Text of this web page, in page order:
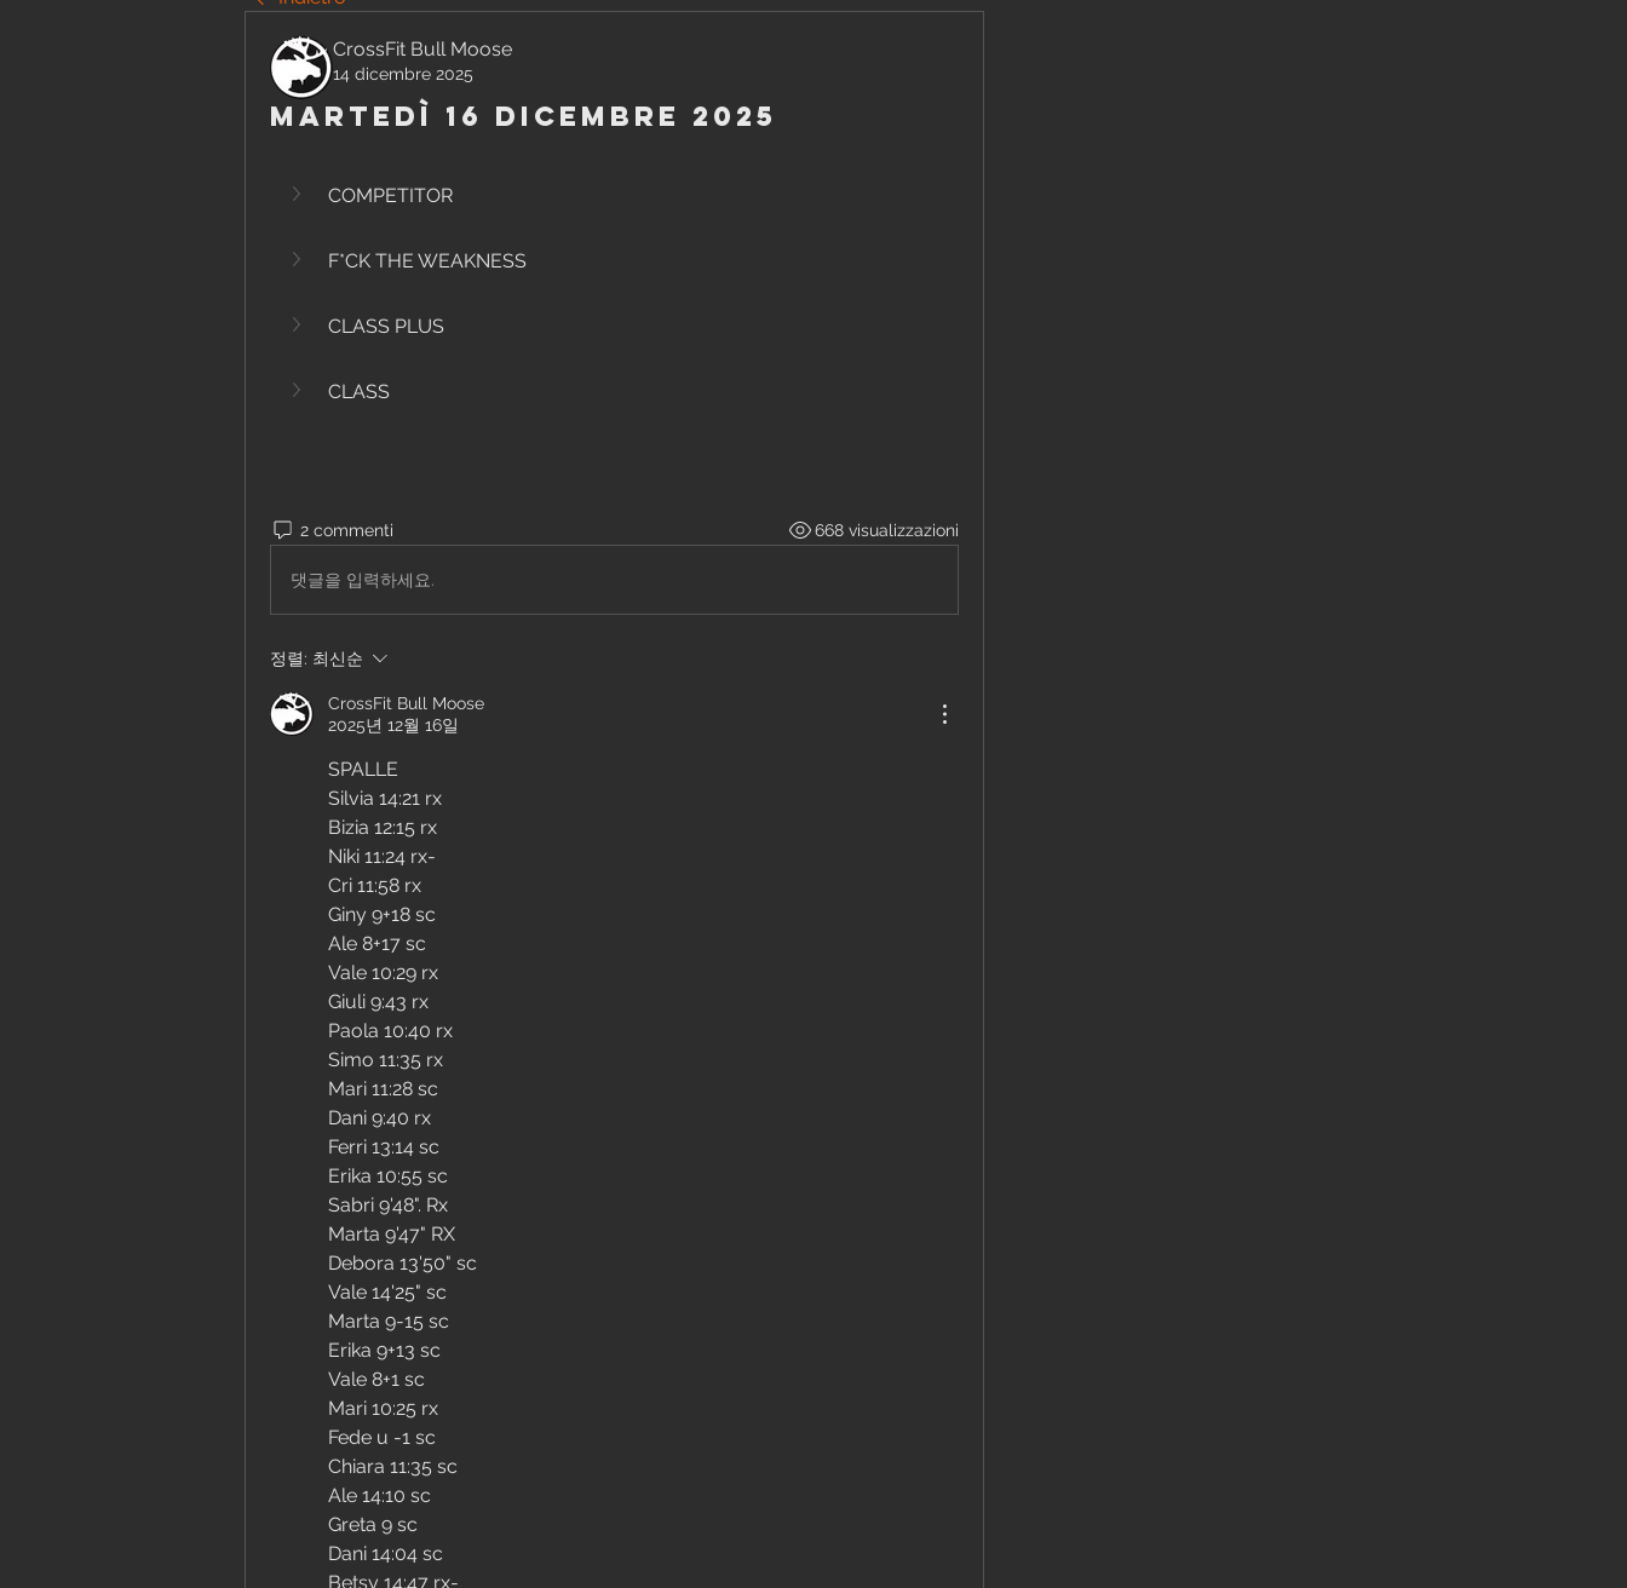
CrossFit Bull Moose
14 dicembre 2025
Martedì 16 Dicembre 2025
COMPETITOR
F*CK THE WEAKNESS
CLASS PLUS
CLASS
2 commenti 668 visualizzazioni
댓글을 입력하세요.
정렬: 최신순
CrossFit Bull Moose
2025년 12월 16일
SPALLE
Silvia 14:21 rx
Bizia 12:15 rx
Niki 11:24 rx-
Cri 11:58 rx
Giny 9+18 sc
Ale 8+17 sc
Vale 10:29 rx
Giuli 9:43 rx
Paola 10:40 rx
Simo 11:35 rx
Mari 11:28 sc
Dani 9:40 rx
Ferri 13:14 sc
Erika 10:55 sc
Sabri 9'48". Rx
Marta 9'47" RX
Debora 13'50" sc
Vale 14'25" sc
Marta 9-15 sc
Erika 9+13 sc
Vale 8+1 sc
Mari 10:25 rx
Fede u -1 sc
Chiara 11:35 sc
Ale 14:10 sc
Greta 9 sc
Dani 14:04 sc
Betsy 14:47 rx-